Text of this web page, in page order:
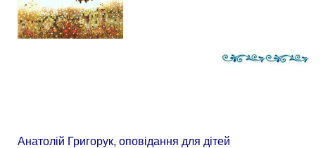
Анатолій Григорук, оповідання для дітей